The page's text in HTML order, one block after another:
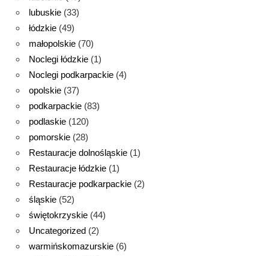
lubuskie (33)
łódzkie (49)
małopolskie (70)
Noclegi łódzkie (1)
Noclegi podkarpackie (4)
opolskie (37)
podkarpackie (83)
podlaskie (120)
pomorskie (28)
Restauracje dolnośląskie (1)
Restauracje łódzkie (1)
Restauracje podkarpackie (2)
śląskie (52)
świętokrzyskie (44)
Uncategorized (2)
warmińskomazurskie (6)